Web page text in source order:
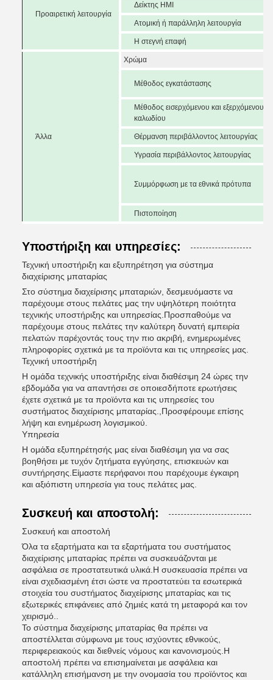
Προαιρετική λειτουργία
Δείκτης HMI
Ατομική ή παράλληλη λειτουργία
Η στεγνή επαφή
Άλλα
Χρώμα
Μέθοδος εγκατάστασης
Μέθοδος εισερχόμενου και εξερχόμενου
καλωδίου
Θέρμανση περιβάλλοντος λειτουργίας
Υγρασία περιβάλλοντος λειτουργίας
Συμμόρφωση με τα εθνικά πρότυπα
Πιστοποίηση
Υποστήριξη και υπηρεσίες:
Τεχνική υποστήριξη και εξυπηρέτηση για σύστημα
διαχείρισης μπαταρίας
Στο σύστημα διαχείρισης μπαταριών, δεσμευόμαστε να
παρέχουμε στους πελάτες μας την υψηλότερη ποιότητα
τεχνικής υποστήριξης και υπηρεσίας.Προσπαθούμε να
παρέχουμε στους πελάτες την καλύτερη δυνατή εμπειρία
πελατών παρέχοντάς τους την πιο ακριβή, ενημερωμένες
πληροφορίες σχετικά με τα προϊόντα και τις υπηρεσίες μας.
Τεχνική υποστήριξη
Η ομάδα τεχνικής υποστήριξης είναι διαθέσιμη 24 ώρες την
εβδομάδα για να απαντήσει σε οποιεσδήποτε ερωτήσεις
έχετε σχετικά με τα προϊόντα και τις υπηρεσίες του
συστήματος διαχείρισης μπαταρίας.,Προσφέρουμε επίσης
λήψη και ενημέρωση λογισμικού.
Υπηρεσία
Η ομάδα εξυπηρέτησής μας είναι διαθέσιμη για να σας
βοηθήσει με τυχόν ζητήματα εγγύησης, επισκευών και
συντήρησης.Είμαστε περήφανοι που παρέχουμε έγκαιρη
και αξιόπιστη υπηρεσία για τους πελάτες μας.
Συσκευή και αποστολή:
Συσκευή και αποστολή
Όλα τα εξαρτήματα και τα εξαρτήματα του συστήματος
διαχείρισης μπαταρίας πρέπει να συσκευάζονται με
ασφάλεια σε προστατευτικά υλικά.Η συσκευασία πρέπει να
είναι σχεδιασμένη έτσι ώστε να προστατεύει τα εσωτερικά
στοιχεία του συστήματος διαχείρισης μπαταρίας και τις
εξωτερικές επιφάνειες από ζημιές κατά τη μεταφορά και τον
χειρισμό..
Το σύστημα διαχείρισης μπαταρίας θα πρέπει να
αποστέλλεται σύμφωνα με τους ισχύοντες εθνικούς,
περιφερειακούς και διεθνείς νόμους και κανονισμούς.Η
αποστολή πρέπει να επισημαίνεται με ασφάλεια και
κατάλληλη επισήμανση με την ονομασία του προϊόντος και